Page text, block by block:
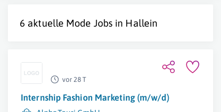
6 aktuelle Mode Jobs in Hallein
vor 28 T
Internship Fashion Marketing (m/w/d)